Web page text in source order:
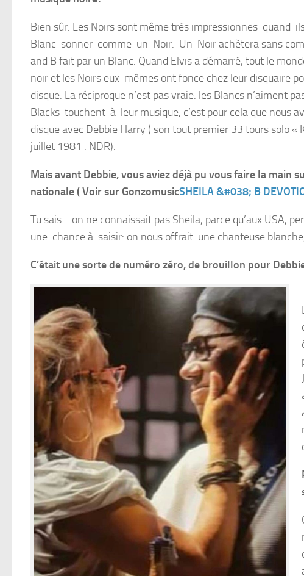
Bien sûr. Les Noirs sont même très impressionnes quand
Blanc sonner comme un Noir. Un Noir achètera sans
and B fait par un Blanc. Quand Elvis a démarré, tout le
noir et les Noirs eux-mêmes ont fonce chez leur disquaire
disque. La réciproque n’est pas vraie: les Blancs n’aiment
Blacks touchent à leur musique, c’est pour cela que nous
disque avec Debbie Harry ( son tout premier 33 tours solo «
juillet 1981 : NDR).
Mais avant Debbie, vous aviez déjà pu vous faire la main
nationale ( Voir sur GonzomusicSHEILA &#038; B
Tu sais… on ne connaissait pas Sheila, parce qu’aux USA,
une chance à saisir: on nous offrait une chanteuse
C’était une sorte de numéro zéro, de brouillon pour